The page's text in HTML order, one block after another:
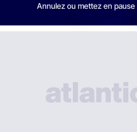
Annulez ou mettez en